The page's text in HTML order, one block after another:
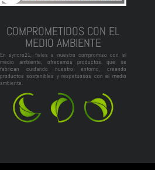
COMPROMETIDOS CON EL
MEDIO AMBIENTE
En syncro21, fieles a nuestro compromiso con el
medio ambiente, ofrecemos productos que se
fabrican cuidando nuestro entorno, creando
productos sostenibles y respetuosos con el medio
ambiente.